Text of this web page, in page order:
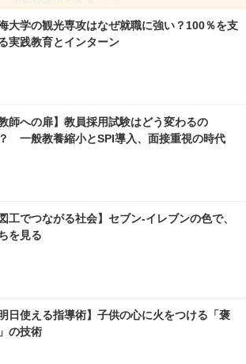
大学の観光専攻はなぜ就職に強い？100％を支
実践教育とインターン
教師への扉】教員採用試験はどう変わるの
一般教養縮小とSPI導入、面接重視の時代
図工でつながる社会】セブン‐イレブンの色で、
を見る
明日使える指導術】子供の心に火をつける「褒
の技術